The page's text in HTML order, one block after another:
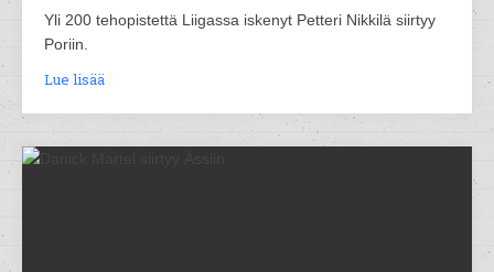
Yli 200 tehopistettä Liigassa iskenyt Petteri Nikkilä siirtyy
Poriin.
Lue lisää